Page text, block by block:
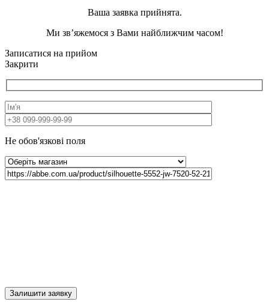
Ваша заявка прийнята.
Ми зв’яжемося з Вами найближчим часом!
Записатися на прийом
Закрити
Не обов'язкові поля